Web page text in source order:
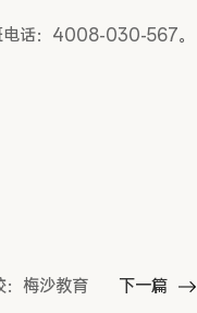
电话：4008-030-567。
下一篇
：梅沙教育